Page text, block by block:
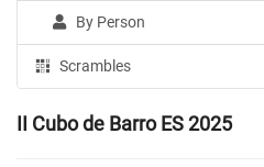
By Person
Scrambles
II Cubo de Barro ES 2025